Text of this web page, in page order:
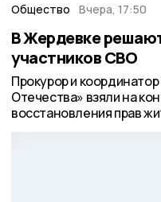
Общество Вчера, 17:50
В Жердевке
участников СВО
Прокурор и
Отечества» взяли на
восстановления прав